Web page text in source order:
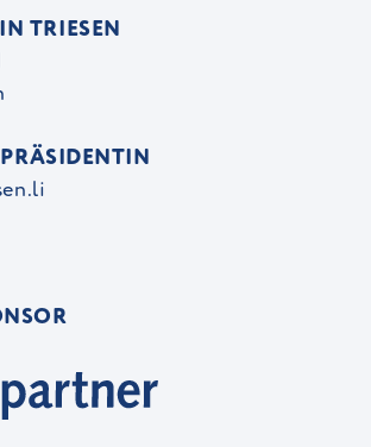
TRIESEN